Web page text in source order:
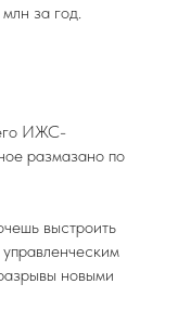
за год.
ИЖС-
размазано по
выстроить
новыми